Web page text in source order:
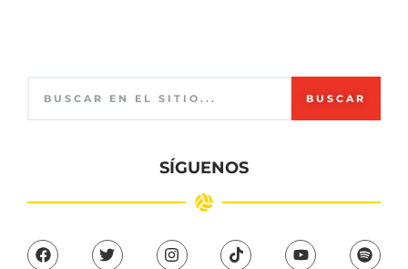
BUSCAR
SÍGUENOS